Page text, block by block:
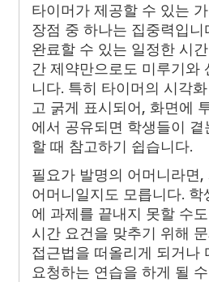
타이머가 제공할 수 있는
장점 중 하나는 집중력입
완료할 수 있는 일정한 시
간 제약만으로도 미루기와
니다. 특히 타이머의 시각
고 굵게 표시되어, 화면에
에서 공유되면 학생들이
할 때 참고하기 쉽습니다.
필요가 발명의 어머니라면
어머니일지도 모릅니다.
에 과제를 끝내지 못할 수
시간 요건을 맞추기 위해
접근법을 떠올리게 되거나
요청하는 연습을 하게 될